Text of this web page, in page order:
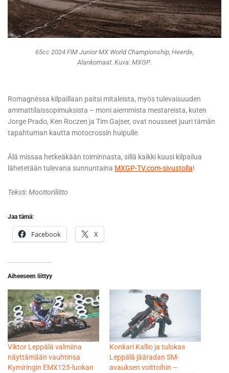
65cc 2024 FIM Junior MX World Championship, Heerde,
Alankomaat. Kuva: MXGP.
Romagnéssa kilpaillaan paitsi mitaleista, myös tulevaisuuden
ammattilaissopimuksista – moni aiemmista mestareista, kuten
Jorge Prado, Ken Roczen ja Tim Gajser, ovat nousseet juuri tämän
tapahtuman kautta motocrossin huipulle.
Älä missaa hetkeäkään toiminnasta, sillä kaikki kuusi kilpailua
lähetetään tulevana sunnuntaina MXGP-TV.com-sivustolla!
Teksti: Moottoriliitto
Jaa tämä:
Facebook X
Aiheeseen liittyy
Viktor Leppälä valmiina
näyttämään vauhtinsa
Kymiringin EMX125-luokan
Konkari Kallio ja tulokas
Leppälä jääradan SM-
avauksen voittoihin –